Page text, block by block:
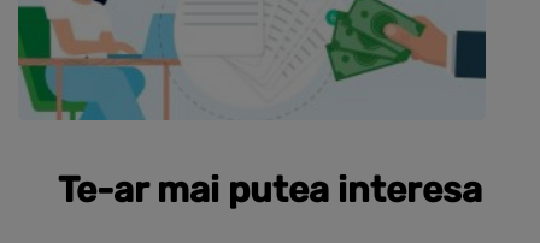
Te-ar mai putea interesa